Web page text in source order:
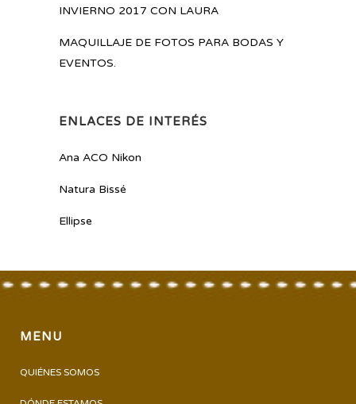
INVIERNO 2017 CON LAURA
MAQUILLAJE DE FOTOS PARA BODAS Y
EVENTOS.
ENLACES DE INTERÉS
Ana ACO Nikon
Natura Bissé
Ellipse
MENU
QUIÉNES SOMOS